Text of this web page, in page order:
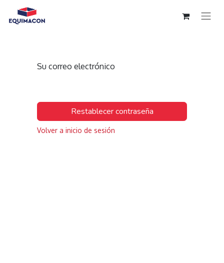
Su correo electrónico
Restablecer contraseña
Volver a inicio de sesión